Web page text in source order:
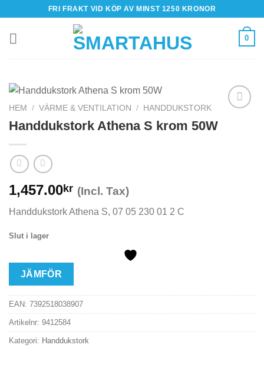
content
FRI FRAKT VID KÖP AV MINST 1250 KRONOR
0
HEM / VÄRME & VENTILATION / HANDDUKSTORK
Handdukstork Athena S krom 50W
1,457.00kr (Incl. Tax)
Handdukstork Athena S, 07 05 230 01 2 C
Slut i lager
JÄMFÖR
EAN: 7392518038907
Artikelnr: 9412584
Kategori: Handdukstork